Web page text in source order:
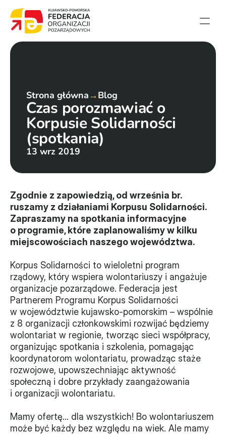
Projekty
Członkowie
English summary
Kontakt
Federacja
Statut i sprawozdania
Karta zasad
Władze
Historia i działania
Narzędzie samooceny
Kalendarz działań
Projekty
XVII forum NGO
Projekt z powiatem
Członkostwo
Strona główna→Blog
Czas porozmawiać o
Korpusie Solidarności
(spotkania)
13 wrz 2019
Zgodnie z zapowiedzią, od września br.
ruszamy z działaniami Korpusu Solidarności.
Zapraszamy na spotkania informacyjne
o programie, które zaplanowaliśmy w kilku
miejscowościach naszego województwa.
Korpus Solidarności to wieloletni program
rządowy, który wspiera wolontariuszy i angażuje
organizacje pozarządowe. Federacja jest
Partnerem Programu Korpus Solidarności
w województwie kujawsko-pomorskim – wspólnie
z 8 organizacji członkowskimi rozwijać będziemy
wolontariat w regionie, tworząc sieci współpracy,
organizując spotkania i szkolenia, pomagając
koordynatorom wolontariatu, prowadząc staże
rozwojowe, upowszechniając aktywność
społeczną i dobre przykłady zaangażowania
i organizacji wolontariatu.
Mamy ofertę… dla wszystkich! Bo wolontariuszem
może być każdy bez względu na wiek. Ale mamy